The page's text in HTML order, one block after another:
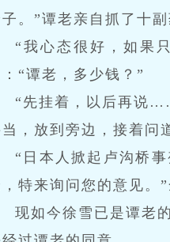
。”谭老亲自抓了十
“我心态很好，如果
“谭老，多少钱？”
“先挂着，以后再说
，放到旁边，接着问
“日本人掀起卢沟桥
特来询问您的意见。
现如今徐雪已是谭老